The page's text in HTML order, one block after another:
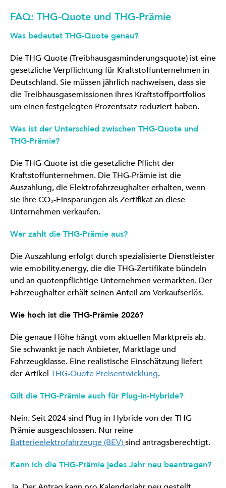
FAQ: THG-Quote und THG-Prämie
Was bedeutet THG-Quote genau?
Die THG-Quote (Treibhausgasminderungsquote) ist eine
gesetzliche Verpflichtung für Kraftstoffunternehmen in
Deutschland. Sie müssen jährlich nachweisen, dass sie
die Treibhausgasemissionen ihres Kraftstoffportfolios
um einen festgelegten Prozentsatz reduziert haben.
Was ist der Unterschied zwischen THG-Quote und
THG-Prämie?
Die THG-Quote ist die gesetzliche Pflicht der
Kraftstoffunternehmen. Die THG-Prämie ist die
Auszahlung, die Elektrofahrzeughalter erhalten, wenn
sie ihre CO₂-Einsparungen als Zertifikat an diese
Unternehmen verkaufen.
Wer zahlt die THG-Prämie aus?
Die Auszahlung erfolgt durch spezialisierte Dienstleister
wie emobility.energy, die die THG-Zertifikate bündeln
und an quotenpflichtige Unternehmen vermarkten. Der
Fahrzeughalter erhält seinen Anteil am Verkaufserlös.
Wie hoch ist die THG-Prämie 2026?
Die genaue Höhe hängt vom aktuellen Marktpreis ab.
Sie schwankt je nach Anbieter, Marktlage und
Fahrzeugklasse. Eine realistische Einschätzung liefert
der Artikel THG-Quote Preisentwicklung.
Gilt die THG-Prämie auch für Plug-in-Hybride?
Nein. Seit 2024 sind Plug-in-Hybride von der THG-
Prämie ausgeschlossen. Nur reine
Batterieelektrofahrzeuge (BEV)sind antragsberechtigt.
Kann ich die THG-Prämie jedes Jahr neu beantragen?